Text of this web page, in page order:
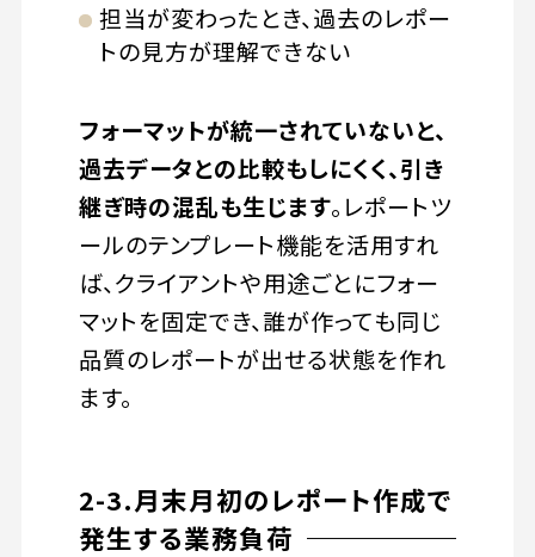
担当が変わったとき、過去のレポー
トの見方が理解できない
フォーマットが統一されていないと、
過去データとの比較もしにくく、引き
継ぎ時の混乱も生じます。レポートツ
ールのテンプレート機能を活用すれ
ば、クライアントや用途ごとにフォー
マットを固定でき、誰が作っても同じ
品質のレポートが出せる状態を作れ
ます。
2-3.月末月初のレポート作成で
発生する業務負荷